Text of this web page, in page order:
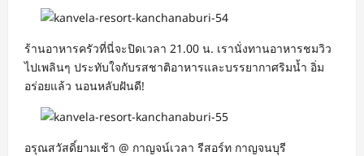
ร้านอาหารครัวที่นี่จะปิดเวลา 21.00 น. เรานั่งทานอาหารชมวิว
ไปเพลินๆ ประทับใจกับรสชาติอาหารและบรรยากาศริมน้ำ อิ่ม
อร่อยแล้ว นอนหลับฝันดี!
อรุณสวัสดิ์ยามเช้า @ กาญจน์เวลา รีสอร์ท กาญจนบุรี